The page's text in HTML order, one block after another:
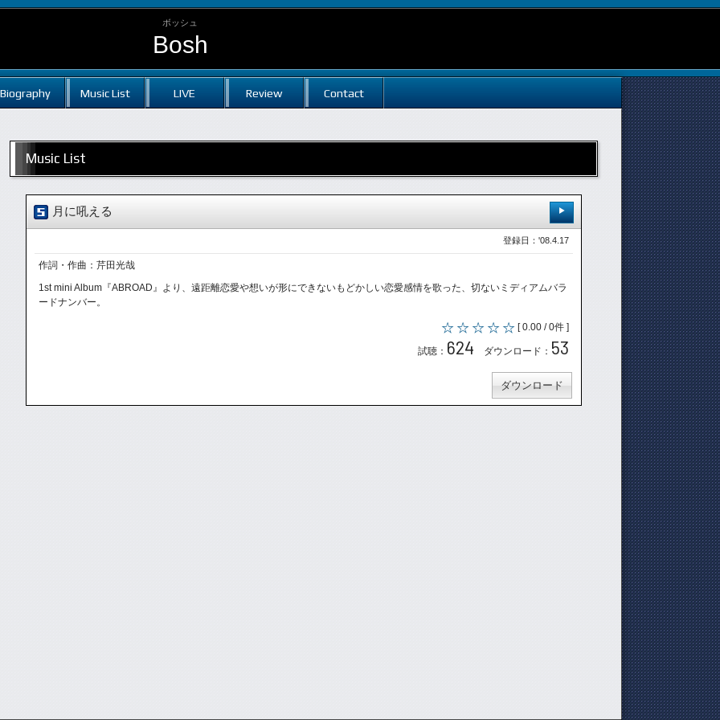
ボッシュ
Bosh
Biography Music List LIVE Review Contact
Music List
月に吼える
登録日：'08.4.17
作詞・作曲：芹田光哉
1st mini Album『ABROAD』より、遠距離恋愛や想いが形にできないもどかしい恋愛感情を歌った、切ないミディアムバラ
ードナンバー。
[ 0.00 / 0件 ]
試聴： 624 ダウンロード： 53
ダウンロード